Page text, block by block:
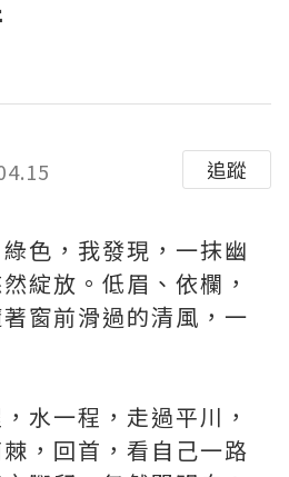
追蹤
色，我發現，一抹幽
綻放。低眉、依欄，
窗前滑過的清風，一
水一程，走過平川，
，回首，看自己一路